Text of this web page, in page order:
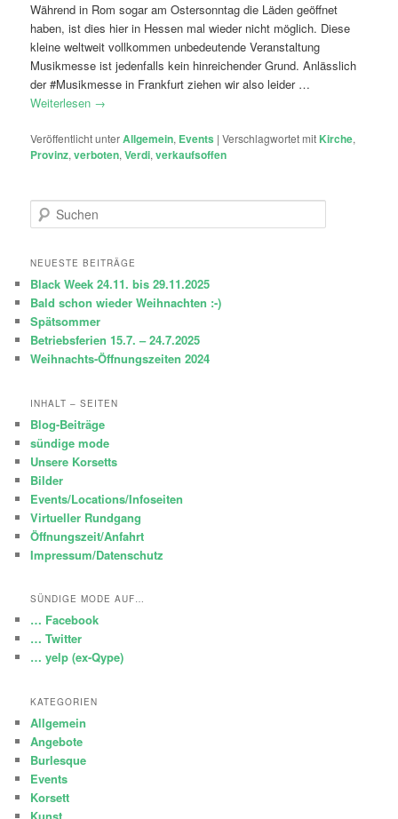
Während in Rom sogar am Ostersonntag die Läden geöffnet
haben, ist dies hier in Hessen mal wieder nicht möglich. Diese
kleine weltweit vollkommen unbedeutende Veranstaltung
Musikmesse ist jedenfalls kein hinreichender Grund. Anlässlich
der #Musikmesse in Frankfurt ziehen wir also leider …
Weiterlesen →
Veröffentlicht unterAllgemein, Events |Verschlagwortet mit Kirche,
Provinz,verboten,Verdi,verkaufsoffen
u
h
n
NEUESTE BEITRÄGE
Black Week 24.11. bis 29.11.2025
Bald schon wieder Weihnachten :-)
Spätsommer
Betriebsferien 15.7. – 24.7.2025
Weihnachts-Öffnungszeiten 2024
INHALT – SEITEN
Blog-Beiträge
sündige mode
Unsere Korsetts
Bilder
Events/Locations/Infoseiten
Virtueller Rundgang
Öffnungszeit/Anfahrt
Impressum/Datenschutz
SÜNDIGE MODE AUF…
… Facebook
… Twitter
… yelp (ex-Qype)
KATEGORIEN
Allgemein
Angebote
Burlesque
Events
Korsett
Kunst